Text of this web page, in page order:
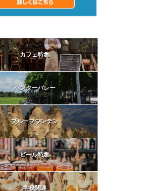
カフェ特集
ハンターバレー
ブルーマウンテン
ビール特集
学校関連